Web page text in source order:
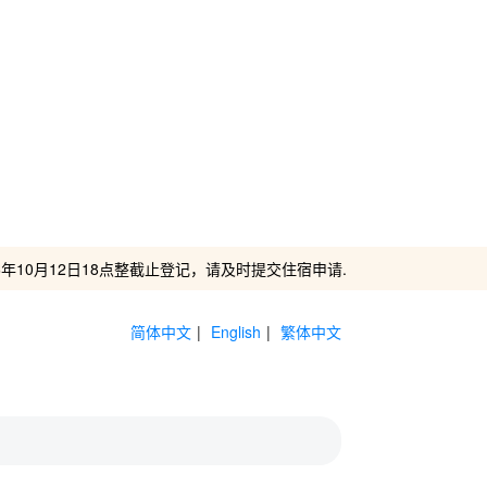
10月12日18点整截止登记，请及时提交住宿申请.
简体中文 | English | 繁体中文